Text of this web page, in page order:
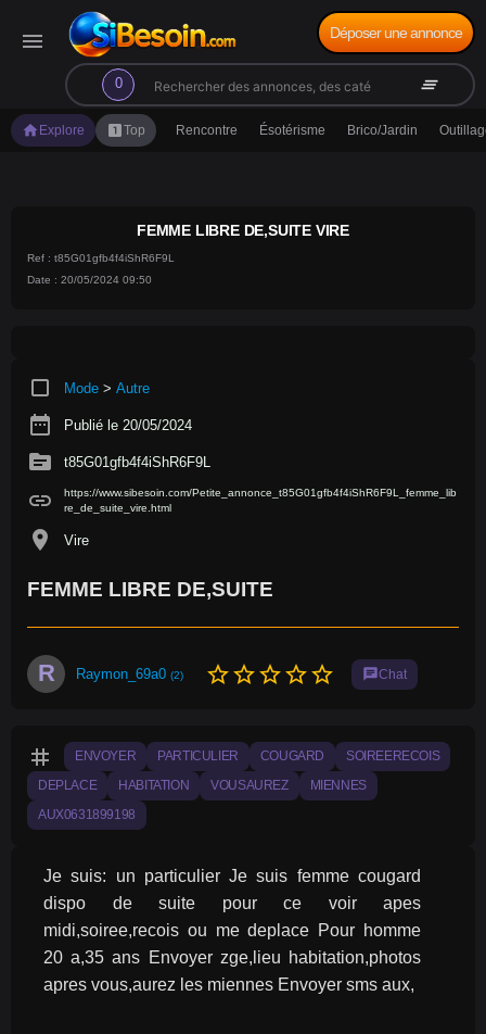
menu
0
search clear_all
Déposer une annonce
home Explore looks_oneTop Rencontre Ésotérisme Brico/Jardin
FEMME LIBRE DE,SUITE VIRE
Ref : t85G01gfb4f4iShR6F9L
Date : 20/05/2024 09:50
crop_square Mode > Autre
date_range Publié le 20/05/2024
source t85G01gfb4f4iShR6F9L
link
https://www.sibesoin.com/Petite_annonce_t85G01gfb4f4iShR6F9L_femme_lib
re_de_suite_vire.html
location_on Vire
FEMME LIBRE DE,SUITE
R Raymon_69a0 (2) star_borderstar_borderstar_borderstar_borderstar_border chatChat
tag ENVOYER PARTICULIER COUGARD SOIREERECOIS
DEPLACE HABITATION VOUSAUREZ MIENNES
AUX0631899198
Je suis: un particulier Je suis femme cougard
dispo de suite pour ce voir apes
midi,soiree,recois ou me deplace Pour homme
20 a,35 ans Envoyer zge,lieu habitation,photos
apres vous,aurez les miennes Envoyer sms aux,